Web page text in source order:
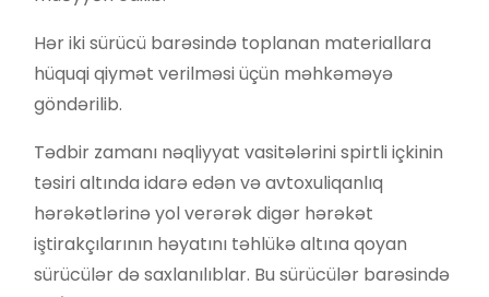
Hər iki sürücü barəsində toplanan materiallara
hüquqi qiymət verilməsi üçün məhkəməyə
göndərilib.
Tədbir zamanı nəqliyyat vasitələrini spirtli içkinin
təsiri altında idarə edən və avtoxuliqanlıq
hərəkətlərinə yol verərək digər hərəkət
iştirakçılarının həyatını təhlükə altına qoyan
sürücülər də saxlanılıblar. Bu sürücülər barəsində